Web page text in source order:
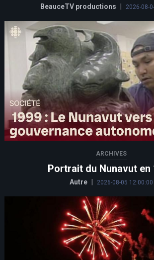
BeauceTV productions 2026-08-
ARCHIVES
Portrait du Nunavut en
Autre 2026-08-05 12:00:00